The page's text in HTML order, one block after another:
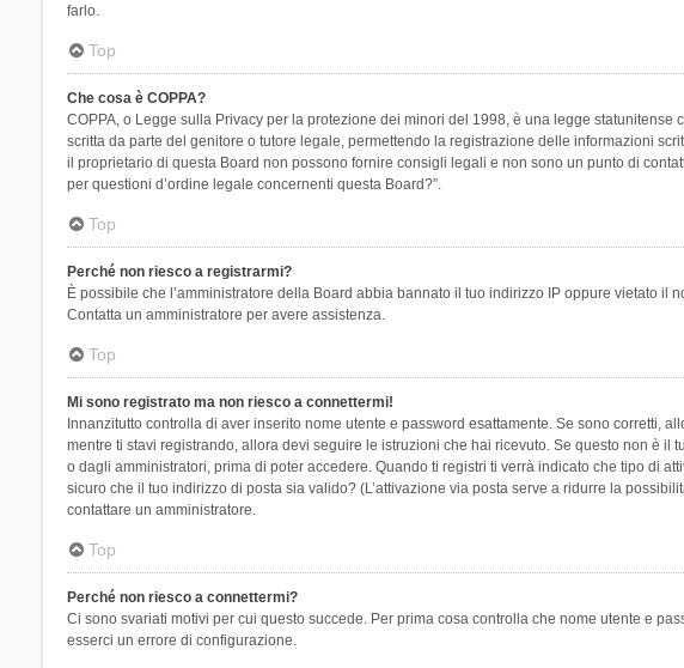
farlo.
Top
Che cosa è COPPA?
COPPA, o Legge sulla Privacy per la protezione dei minori del 1998, è una legge
scritta da parte del genitore o tutore legale, permettendo la registrazione delle informazioni
il proprietario di questa Board non possono fornire consigli legali e non sono un punto di
per questioni d’ordine legale concernenti questa Board?”.
Top
Perché non riesco a registrarmi?
È possibile che l’amministratore della Board abbia bannato il tuo indirizzo IP oppure vietato
Contatta un amministratore per avere assistenza.
Top
Mi sono registrato ma non riesco a connettermi!
Innanzitutto controlla di aver inserito nome utente e password esattamente. Se sono corretti,
mentre ti stavi registrando, allora devi seguire le istruzioni che hai ricevuto. Se questo non è
o dagli amministratori, prima di poter accedere. Quando ti registri ti verrà indicato che tipo di
sicuro che il tuo indirizzo di posta sia valido? (L’attivazione via posta serve a ridurre la
contattare un amministratore.
Top
Perché non riesco a connettermi?
Ci sono svariati motivi per cui questo succede. Per prima cosa controlla che nome utente e
esserci un errore di configurazione.